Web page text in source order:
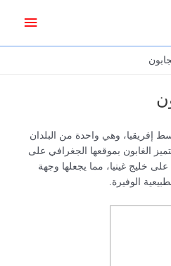
إفريقيا، وهي واحدة من البلدان
الغابون بموقعها الجغرافي على
خليج غينيا، مما يجعلها وجهة
الوفيرة.